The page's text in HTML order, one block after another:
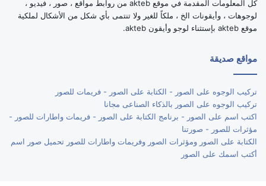
كل المعلومات المقدمة في موقع akteb من روابط مواقع ، صور ، فيديو ،
لوجوهات ، وأيقونات الخ ، ملكاً للغير ولا تنتمى بأي شكل من الأشكال لملكية
موقع akteb بإستثناء لوجو وأيقون akteb.
مواقع صديقة
تركيب الوجوه على الصور - الكتابة على الصور - فريمات للصور
تركيب الوجوه على الصور بالذكاء الصناعى مجانا
اكتب اسم على الصور - برنامج الكتابة على الصور - فريمات واطارات للصور -
مؤثرات للصور - صورتنا
الكتابة على الصور ومؤثرات الصور وفريمات واطارات للصور تحميل صور اسم
أكتب اسمك على الصور